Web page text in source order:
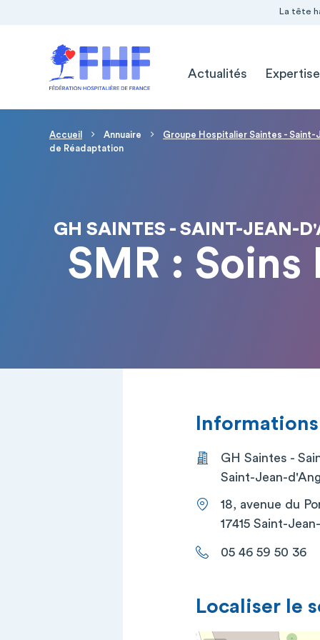
La tête
Actualités
Fil d'Ariane
Accueil Annuaire
Groupe Hospitalier Saintes - Saint-
de Réadaptation
GH SAINTES - SAINT-JEAN-
SMR :
GH Saintes -
Saint-Jean-
18, avenue du
17415 Saint-
05 46 59 50 36
Localiser le